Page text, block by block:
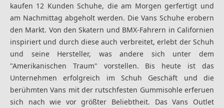
kaufen 12 Kunden Schuhe, die am Morgen gerfertigt und
am Nachmittag abgeholt werden. Die Vans Schuhe erobern
den Markt. Von den Skatern und BMX-Fahrern in Californien
inspiriert und durch diese auch verbreitet, erlebt der Schuh
und seine Hersteller, was andere sich unter dem
"Amerikanischen Traum" vorstellen. Bis heute ist das
Unternehmen erfolgreich im Schuh Geschäft und die
berühmten Vans mit der rutschfesten Gummisohle erferuen
sich nach wie vor größter Beliebtheit. DasVans Outlet